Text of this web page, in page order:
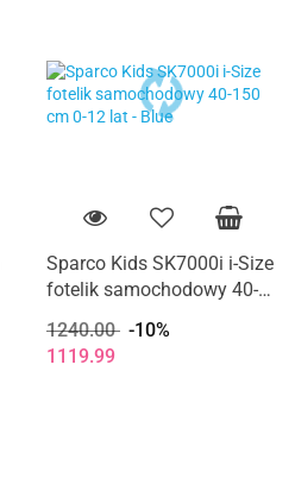
Sparco Kids SK7000i i-Size
fotelik samochodowy 40-
1240.00 -10%
1119.99